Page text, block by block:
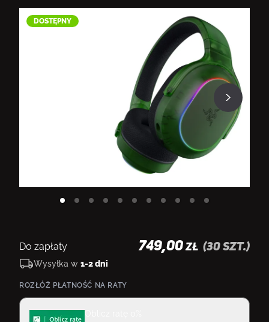
DOSTĘPNY
Do zapłaty 749,00 ZŁ (30 szt.)
Wysyłka w 1-2 dni
ROZŁÓŻ PŁATNOŚĆ NA RATY